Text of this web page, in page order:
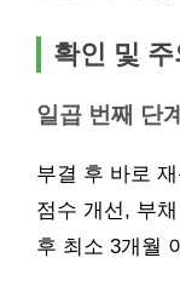
확인 및
일곱 번째 단
부결 후 바로
점수 개선, 부
후 최소 3개월